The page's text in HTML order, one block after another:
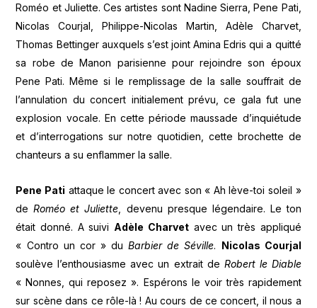
Roméo et Juliette. Ces artistes sont Nadine Sierra, Pene Pati,
Nicolas Courjal, Philippe-Nicolas Martin, Adèle Charvet,
Thomas Bettinger auxquels s’est joint Amina Edris qui a quitté
sa robe de Manon parisienne pour rejoindre son époux
Pene Pati. Même si le remplissage de la salle souffrait de
l’annulation du concert initialement prévu, ce gala fut une
explosion vocale. En cette période maussade d’inquiétude
et d’interrogations sur notre quotidien, cette brochette de
chanteurs a su enflammer la salle.
Pene Pati attaque le concert avec son « Ah lève-toi soleil »
deRoméo et Juliette , devenu presque légendaire. Le ton
était donné. A suivi Adèle Charvetavec un très appliqué
« Contro un cor » duBarbier de Séville. Nicolas Courjal
soulève l’enthousiasme avec un extrait de Robert le Diable
« Nonnes, qui reposez ». Espérons le voir très rapidement
sur scène dans ce rôle-là ! Au cours de ce concert, il nous a